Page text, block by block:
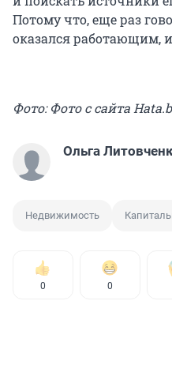
Потому что, еще раз
оказался работающим, и
Фото: Фото с сайта
Ольга
Недвижимость
0 0